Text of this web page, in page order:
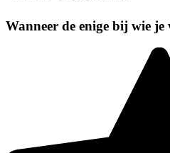
Wanneer de enige bij wie